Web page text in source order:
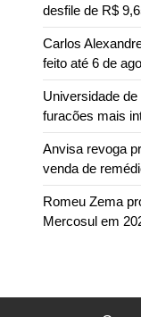
desfile de R$
Carlos
feito até 6 de
Universidade
furacões mais
Anvisa revoga
venda de
Romeu Zema
Mercosul em